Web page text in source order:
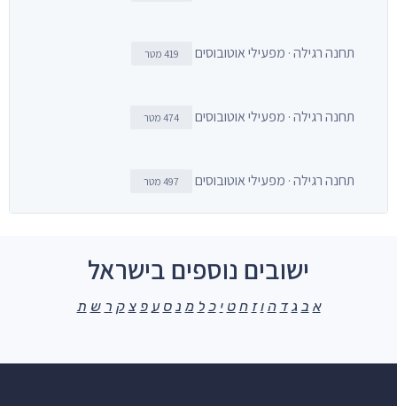
תחנה רגילה · מפעילי אוטובוסים 419 מטר
תחנה רגילה · מפעילי אוטובוסים 474 מטר
תחנה רגילה · מפעילי אוטובוסים 497 מטר
ישובים נוספים בישראל
א ב ג ד ה ו ז ח ט י כ ל מ נ ס ע פ צ ק ר ש ת